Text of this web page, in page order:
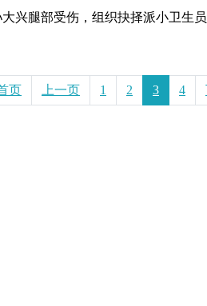
兴腿部受伤，组织抉择派小卫生
页 上一页 1 2 3 4